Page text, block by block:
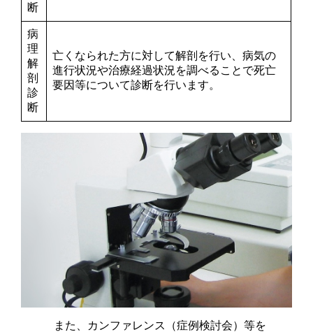
断
病
理
解
剖
診
断
亡くなられた方に対して解剖を行い、病気の
進行状況や治療経過状況を調べることで死亡
要因等について診断を行います。
また、カンファレンス（症例検討会）等を